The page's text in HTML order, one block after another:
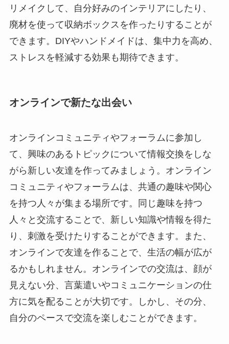
リメイクして、自分好みのインテリアにしたり、
廃材を使って収納ボックスを作ったりすることが
できます。DIYやハンドメイドは、集中力を高め、
ストレスを軽減する効果も期待できます。
オンラインで新たな出会い
オンラインコミュニティやフォーラムに参加し
て、興味のあるトピックについて情報交換をしな
がら新しい友達を作ってみましょう。オンライン
コミュニティやフォーラムは、共通の趣味や関心
を持つ人々が集まる場所です。同じ趣味を持つ
人々と交流することで、新しい知識や情報を得た
り、刺激を受けたりすることができます。また、
オンラインで友達を作ることで、生活の幅が広が
るかもしれません。オンラインでの交流は、顔が
見えない分、言葉遣いやコミュニケーションの仕
方に気を配ることが大切です。しかし、その分、
自分のペースで交流を楽しむことができます。